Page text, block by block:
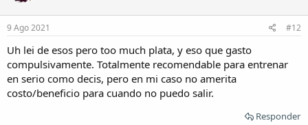
9 Ago 2021 #12
Uh lei de esos pero too much plata, y eso que gasto
compulsivamente. Totalmente recomendable para entrenar
en serio como decis, pero en mi caso no amerita
costo/beneficio para cuando no puedo salir.
Responder